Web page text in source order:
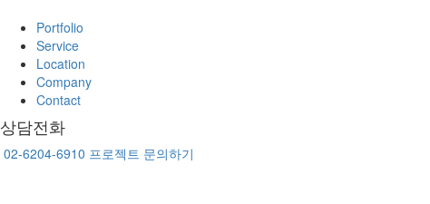
Portfolio
Service
Location
Company
Contact
상담전화
02-6204-6910 프로젝트 문의하기